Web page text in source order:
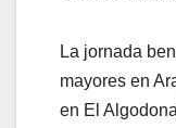
La jornada
mayores en
en El